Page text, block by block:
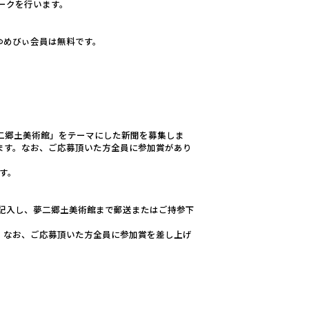
を行います。
ぃ会員は無料です。
土美術館」をテーマにした新聞を募集しま
。なお、ご応募頂いた方全員に参加賞があり
。
し、夢二郷土美術館まで郵送またはご持参下
お、ご応募頂いた方全員に参加賞を差し上げ